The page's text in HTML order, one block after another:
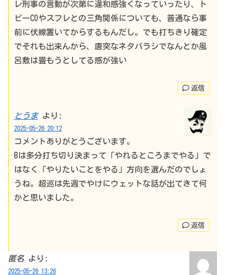
レ刑事の言動が次第に違和感強くなっていったり、ト
ビーCOやスフレとの三角関係についても、普通なら事
前に伏線置いてからするもんだし。でも打ちきり確定
でそれも出来んから、唐突なネタバラシでなんとか風
呂敷は畳もうとしてる感が強い
返信
とうま より:
2025-05-26 20:12
コメントありがとうございます。
Bは多分打ち切り決まって「やれるところまでやる」で
はなく「やりたいことをやる」方向を選んだのでしょ
うね。超巡は先週でやけにウェットな話が出てきて何
かと思いました。
返信
匿名 より:
2025-05-26 13:26